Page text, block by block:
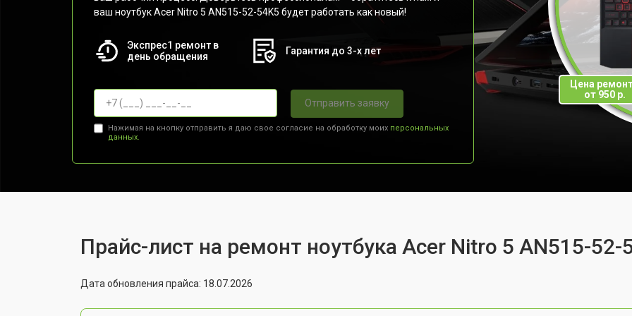
ваш ноутбук Acer Nitro 5 AN515-52-54K5 будет работать как новый!
Экспрес1 ремонт в
день обращения
Гарантия до 3-х лет
Отправить заявку
Нажимая на кнопку отправить я даю свое согласие на обработку моих персональных
данных.
Цена
от 950 р.
Прайс-лист на ремонт ноутбука Acer Nitro 5 AN515-52-
Дата обновления прайса: 18.07.2026